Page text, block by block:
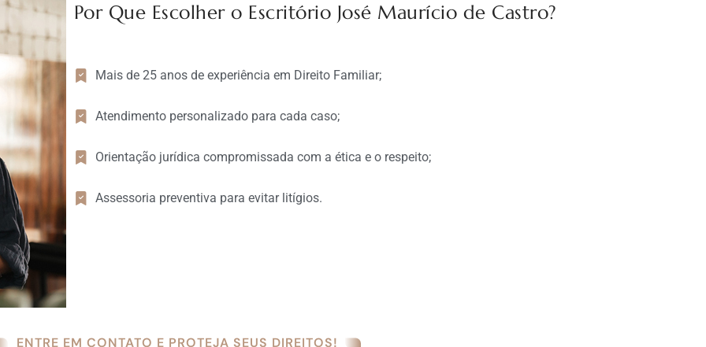
Por Que Escolher o Escritório José Maurício de Castro?
Mais de 25 anos de experiência em Direito Familiar;
Atendimento personalizado para cada caso;
Orientação jurídica compromissada com a ética e o respeito;
Assessoria preventiva para evitar litígios.
ENTRE EM CONTATO E PROTEJA SEUS DIREITOS!